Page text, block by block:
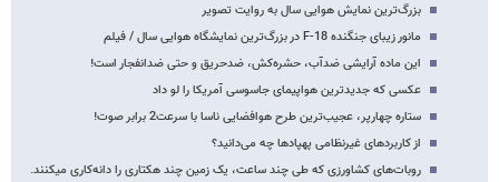
بزرگ‌ترین نمایش هوایی سال به روایت تصویر
مانور زیبای جنگنده F-18 در بزرگ‌ترین نمایشگاه هوایی سال / فیلم
این ماده آرایشی ضدآب، حشره‌کش، ضدحریق و حتی ضدانفجار است!
عکسی که جدیدترین هواپیمای جاسوسی آمریکا را لو داد
ستاره چهارپر، عجیب‌ترین طرح هوافضایی ناسا با سرعت2 برابر صوت!
از کاربردهای غیرنظامی پهپادها چه می‌دانید؟
روبات‌های کشاورزی که طی چند ساعت، یک زمین چند هکتاری را دانه‌کاری می‎کنند.